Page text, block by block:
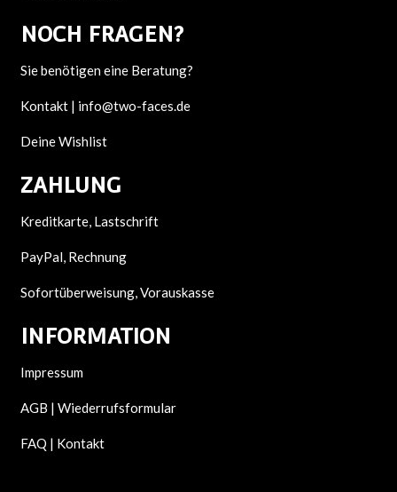
NOCH FRAGEN?
Sie benötigen eine Beratung?
Kontakt | info@two-faces.de
Deine Wishlist
ZAHLUNG
Kreditkarte, Lastschrift
PayPal, Rechnung
Sofortüberweisung, Vorauskasse
INFORMATION
Impressum
AGB | Wiederrufsformular
FAQ | Kontakt